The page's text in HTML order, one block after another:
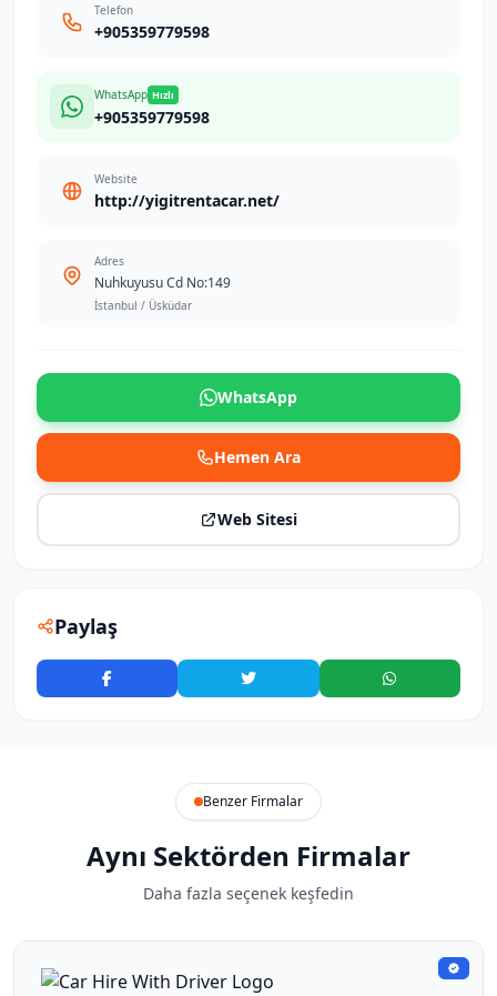
Telefon
+905359779598
WhatsApp Hızlı
+905359779598
Website
http://yigitrentacar.net/
Adres
Nuhkuyusu Cd No:149
İstanbul / Üsküdar
WhatsApp
Hemen Ara
Web Sitesi
Paylaş
Benzer Firmalar
Aynı Sektörden Firmalar
Daha fazla seçenek keşfedin